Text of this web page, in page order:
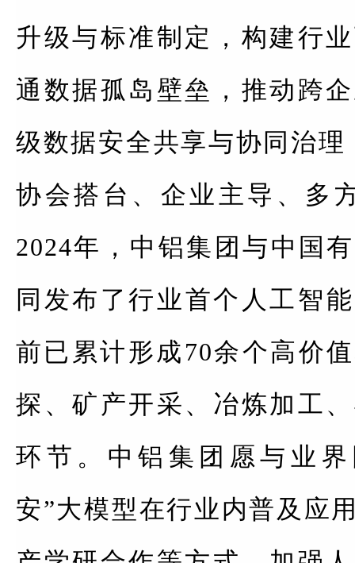
升级与标准制定，构建行
通数据孤岛壁垒，推动跨
级数据安全共享与协同治
协会搭台、企业主导、多
2024年，中铝集团与中国
同发布了行业首个人工智
前已累计形成70余个高价
探、矿产开采、冶炼加工
环节。中铝集团愿与业
安”大模型在行业内普及应